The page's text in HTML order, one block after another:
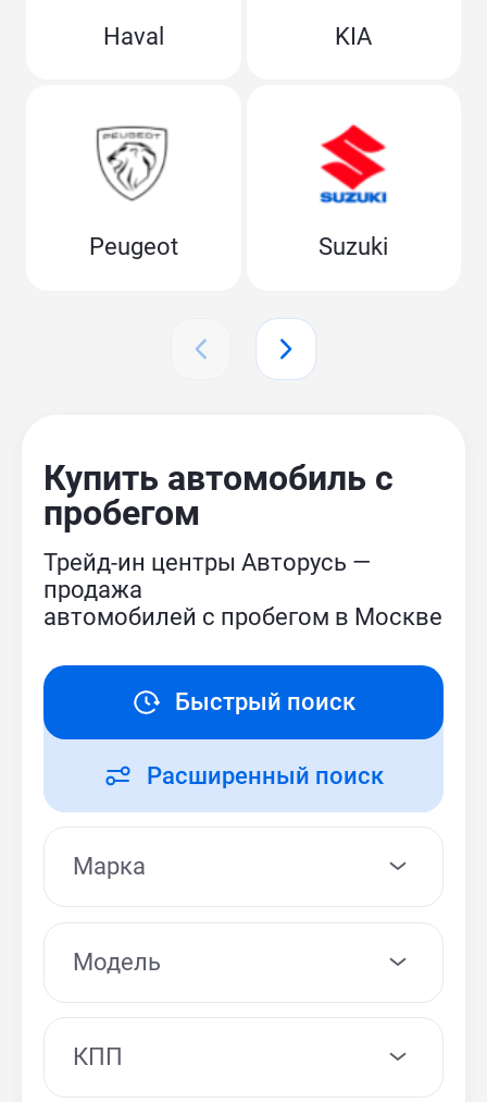
Haval KIA
Peugeot Suzuki
Купить автомобиль с
пробегом
Трейд-ин центры Авторусь —
продажа
автомобилей с пробегом в Москве
Быстрый поиск
Расширенный поиск
Модель
КПП